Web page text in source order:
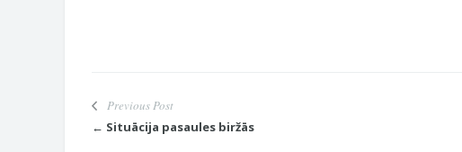
Previous Post
← Situācija pasaules biržās